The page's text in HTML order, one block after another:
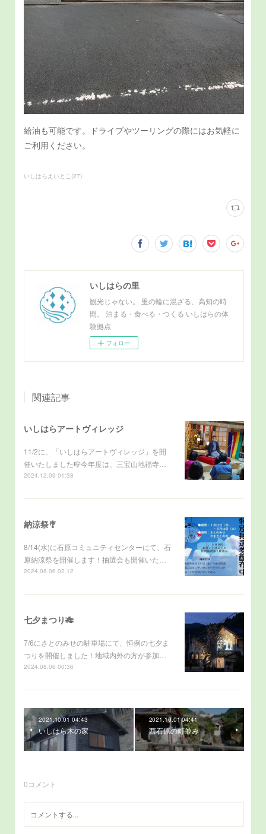
給油も可能です。ドライブやツーリングの際にはお気軽に
ご利用ください。
いしはらえいとこ (27)
いしはらの里
観光じゃない。 里の輪に混ざる、高知の時
間。 泊まる・食べる・つくる いしはらの体
験拠点
フォロー
関連記事
いしはらアートヴィレッジ
11/2に、「いしはらアートヴィレッジ」を開
催いたしました🎼今年度は、三宝山地福寺…
2024.12.09 01:38
納涼祭🎐
8/14(水)に石原コミュニティセンターにて、石
原納涼祭を開催します！抽選会も開催いた…
2024.08.06 02:12
七夕まつり🎋
7/6にさとのみせの駐車場にて、恒例の七夕ま
つりを開催しました！地域内外の方が参加…
2024.08.06 00:36
2021.10.01 04:43
いしはら木の家
2021.10.01 04:41
西石原の町並み
0コメント